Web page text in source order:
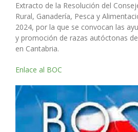
Extracto de la Resolución del
Rural, Ganadería, Pesca y
2024, por la que se convocan las
y promoción de razas autóctonas
en Cantabria.
Enlace al BOC